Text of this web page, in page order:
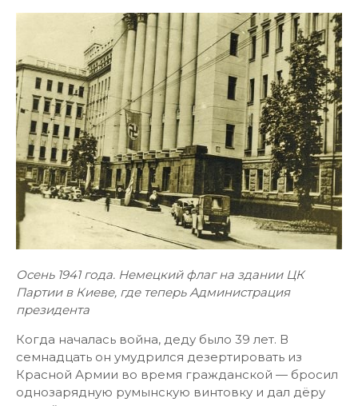
Осень 1941 года. Немецкий флаг на здании ЦК
Партии в Киеве, где теперь Администрация
президента
Когда началась война, деду было 39 лет. В
семнадцать он умудрился дезертировать из
Красной Армии во время гражданской — бросил
однозарядную румынскую винтовку и дал дёру